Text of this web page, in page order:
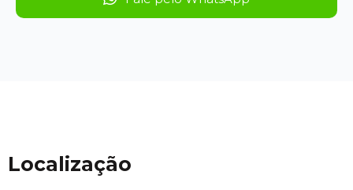
Localização